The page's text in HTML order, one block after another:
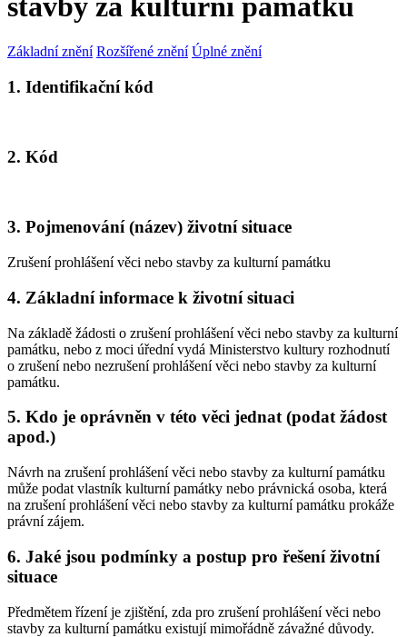
stavby za kulturní památku
Základní znění Rozšířené znění Úplné znění
1. Identifikační kód
2. Kód
3. Pojmenování (název) životní situace
Zrušení prohlášení věci nebo stavby za kulturní památku
4. Základní informace k životní situaci
Na základě žádosti o zrušení prohlášení věci nebo stavby za kulturní
památku, nebo z moci úřední vydá Ministerstvo kultury rozhodnutí
o zrušení nebo nezrušení prohlášení věci nebo stavby za kulturní
památku.
5. Kdo je oprávněn v této věci jednat (podat žádost
apod.)
Návrh na zrušení prohlášení věci nebo stavby za kulturní památku
může podat vlastník kulturní památky nebo právnická osoba, která
na zrušení prohlášení věci nebo stavby za kulturní památku prokáže
právní zájem.
6. Jaké jsou podmínky a postup pro řešení životní
situace
Předmětem řízení je zjištění, zda pro zrušení prohlášení věci nebo
stavby za kulturní památku existují mimořádně závažné důvody.